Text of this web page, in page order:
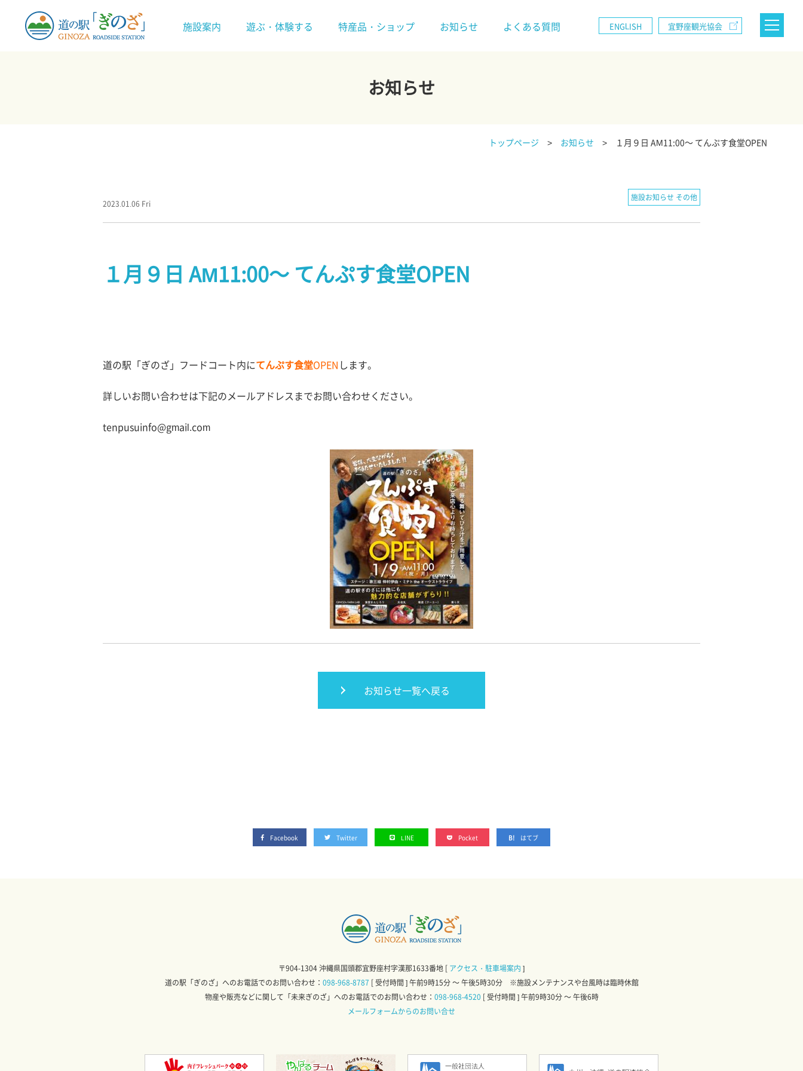
施設案内 遊ぶ・体験する 特産品・ショップ お知らせ よくある質問 ENGLISH 宜野座観光協会
お知らせ
トップページ お知らせ １月９日 AM11:00～ てんぷす食堂OPEN
2023.01.06 Fri
施設お知らせ その他
１月９日 AM11:00～ てんぷす食堂OPEN
道の駅「ぎのざ」フードコート内にてんぷす食堂OPEN します。
詳しいお問い合わせは下記のメールアドレスまでお問い合わせください。
tenpusuinfo@gmail.com
お知らせ一覧へ戻る
Facebook Twitter LINE Pocket はてブ
〒904-1304 沖縄県国頭郡宜野座村字漢那1633番地 [ アクセス・駐車場案内 ]
道の駅「ぎのざ」へのお電話でのお問い合わせ： 098-968-8787 [ 受付時間 ] 午前9時15分 ～ 午後5時30分 ※施設メンテナンスや台風時は臨時休館
物産や販売などに関して「未来ぎのざ」へのお電話でのお問い合わせ： 098-968-4520 [ 受付時間 ] 午前9時30分 ～ 午後6時
メールフォームからのお問い合せ